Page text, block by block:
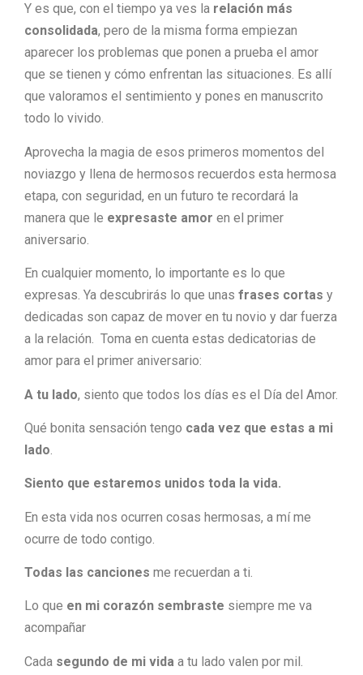
Y es que, con el tiempo ya ves la relación más
consolidada, pero de la misma forma empiezan
aparecer los problemas que ponen a prueba el amor
que se tienen y cómo enfrentan las situaciones. Es allí
que valoramos el sentimiento y pones en manuscrito
todo lo vivido.
Aprovecha la magia de esos primeros momentos del
noviazgo y llena de hermosos recuerdos esta hermosa
etapa, con seguridad, en un futuro te recordará la
manera que le expresaste amor en el primer
aniversario.
En cualquier momento, lo importante es lo que
expresas. Ya descubrirás lo que unas frases cortas y
dedicadas son capaz de mover en tu novio y dar fuerza
a la relación. Toma en cuenta estas dedicatorias de
amor para el primer aniversario:
A tu lado, siento que todos los días es el Día del Amor.
Qué bonita sensación tengo cada vez que estas a mi
lado.
Siento que estaremos unidos toda la vida.
En esta vida nos ocurren cosas hermosas, a mí me
ocurre de todo contigo.
Todas las canciones me recuerdan a ti.
Lo que en mi corazón sembraste siempre me va
acompañar
Cada segundo de mi vida a tu lado valen por mil.